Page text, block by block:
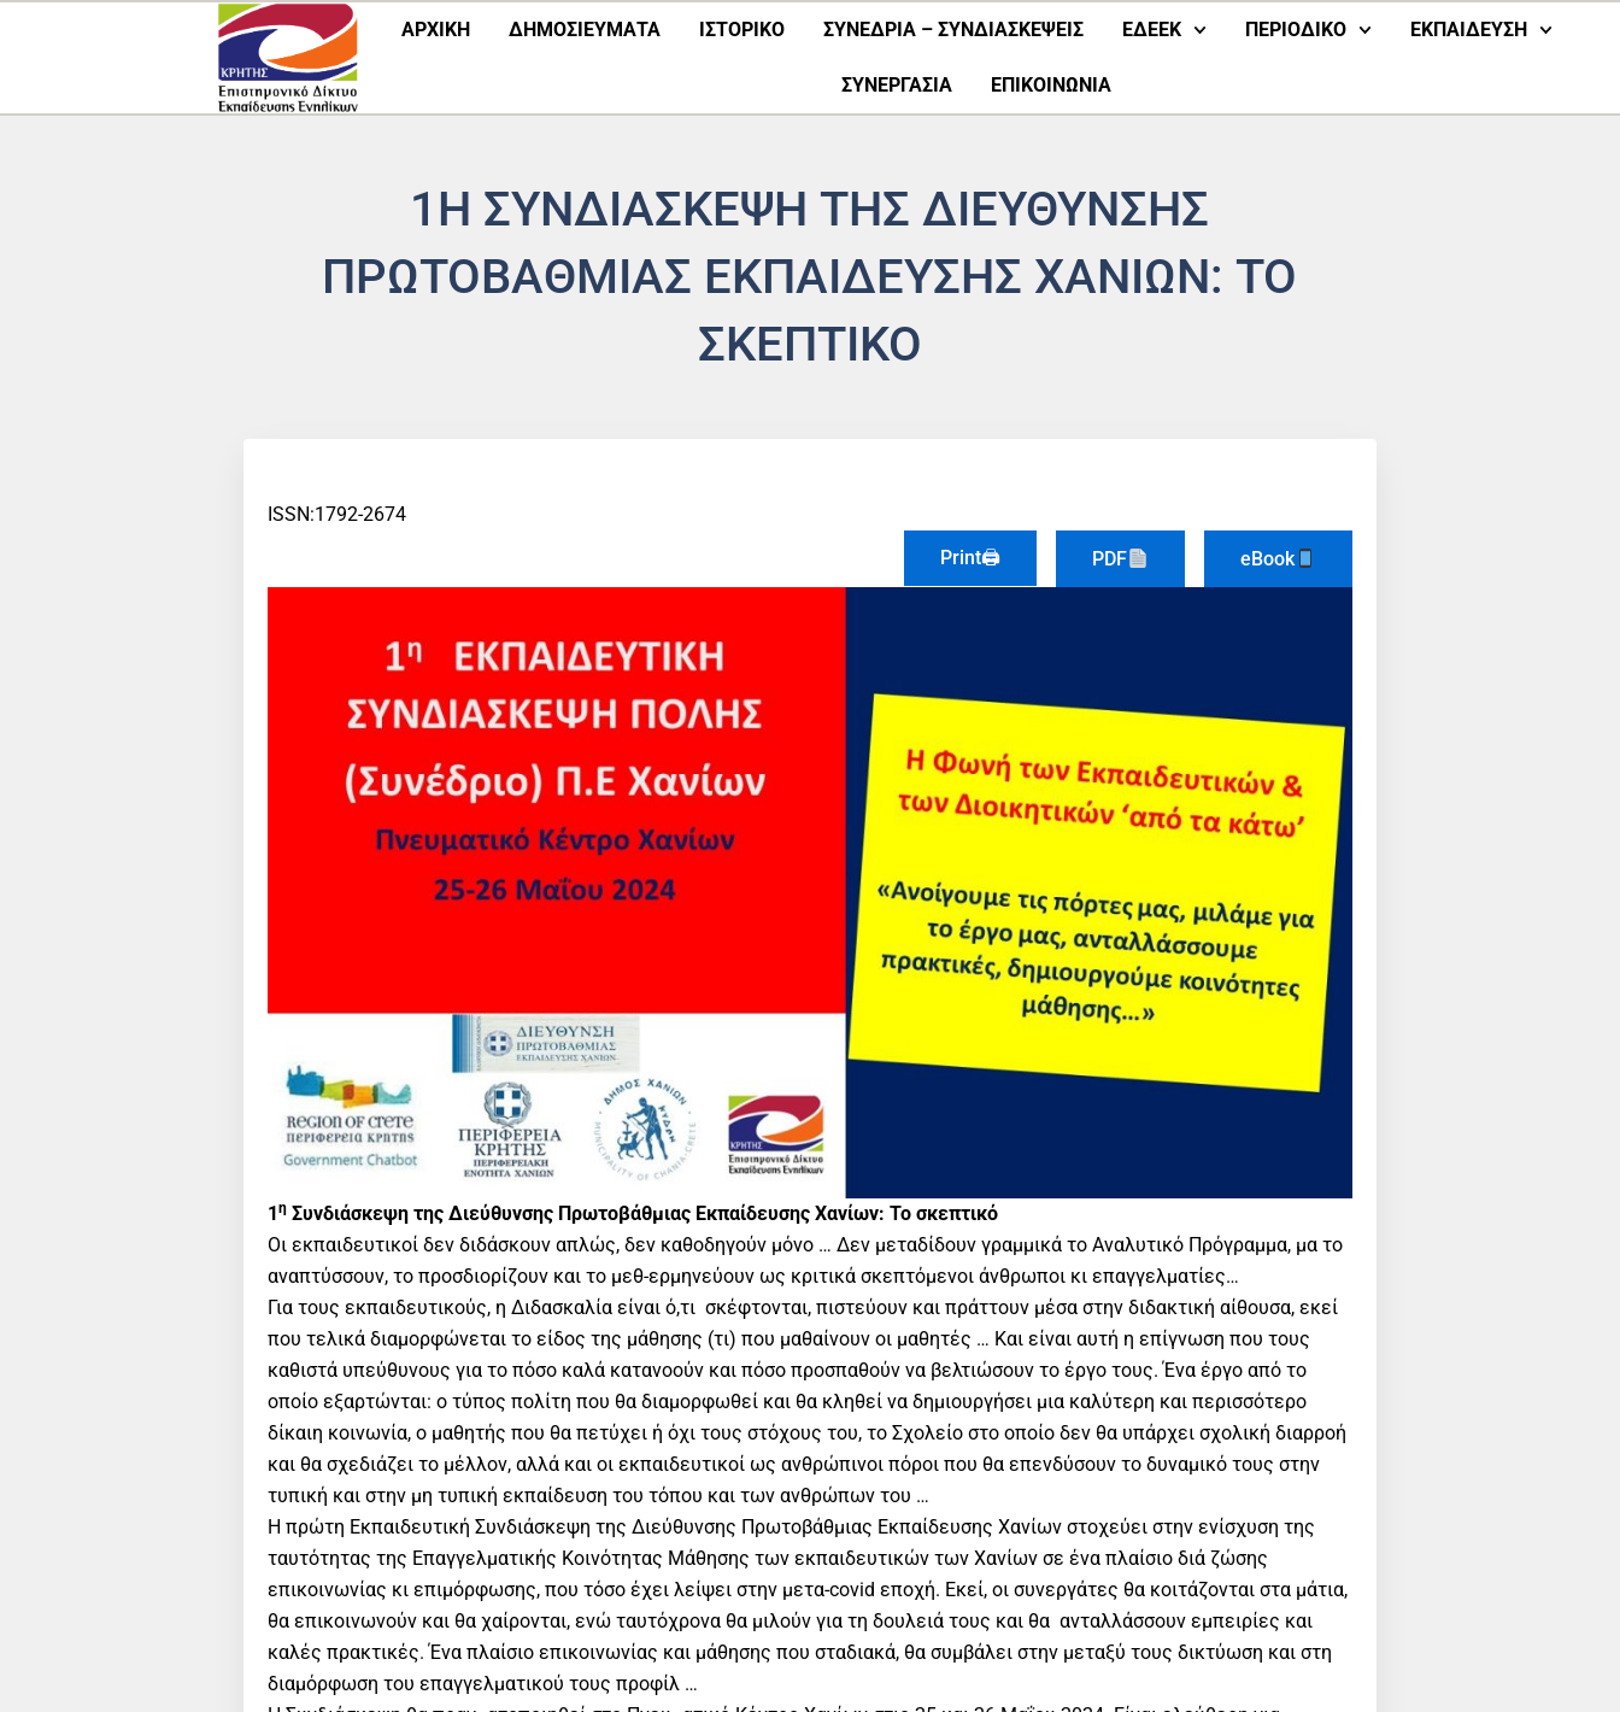
ΑΡΧΙΚΗ ΔΗΜΟΣΙΕΎΜΑΤΑ ΙΣΤΟΡΙΚΟ ΣΥΝΕΔΡΙΑ – ΣΥΝΔΙΑΣΚΕΨΕΙΣ ΕΔΕΕΚ ΠΕΡΙΟΔΙΚΟ ΕΚΠΑΙΔΕΥΣΗ
ΣΥΝΕΡΓΑΣΊΑ ΕΠΙΚΟΙΝΩΝΙΑ
1Η ΣΥΝΔΙΑΣΚΕΨΗ ΤΗΣ ΔΙΕΥΘΥΝΣΗΣ
ΠΡΩΤΟΒΑΘΜΙΑΣ ΕΚΠΑΙΔΕΥΣΗΣ ΧΑΝΙΩΝ: ΤΟ
ΣΚΕΠΤΙΚΟ
ISSN:1792-2674
Print🖨
PDF eBook
1ηΣυνδιάσκεψη της Διεύθυνσης Πρωτοβάθμιας Εκπαίδευσης Χανίων: Το σκεπτικό
Oι εκπαιδευτικοί δεν διδάσκουν απλώς, δεν καθοδηγούν μόνο … Δεν μεταδίδουν γραμμικά το Αναλυτικό Πρόγραμμα, μα το
αναπτύσσουν, το προσδιορίζουν και το μεθ-ερμηνεύουν ως κριτικά σκεπτόμενοι άνθρωποι κι επαγγελματίες…
Για τους εκπαιδευτικούς, η Διδασκαλία είναι ό,τι σκέφτονται, πιστεύουν και πράττουν μέσα στην διδακτική αίθουσα, εκεί
που τελικά διαμορφώνεται το είδος της μάθησης (τι) που μαθαίνουν οι μαθητές … Και είναι αυτή η επίγνωση που τους
καθιστά υπεύθυνους για το πόσο καλά κατανοούν και πόσο προσπαθούν να βελτιώσουν το έργο τους. Ένα έργο από το
οποίο εξαρτώνται: ο τύπος πολίτη που θα διαμορφωθεί και θα κληθεί να δημιουργήσει μια καλύτερη και περισσότερο
δίκαιη κοινωνία, ο μαθητής που θα πετύχει ή όχι τους στόχους του, το Σχολείο στο οποίο δεν θα υπάρχει σχολική διαρροή
και θα σχεδιάζει το μέλλον, αλλά και οι εκπαιδευτικοί ως ανθρώπινοι πόροι που θα επενδύσουν το δυναμικό τους στην
τυπική και στην μη τυπική εκπαίδευση του τόπου και των ανθρώπων του …
Η πρώτη Εκπαιδευτική Συνδιάσκεψη της Διεύθυνσης Πρωτοβάθμιας Εκπαίδευσης Χανίων στοχεύει στην ενίσχυση της
ταυτότητας της Επαγγελματικής Κοινότητας Μάθησης των εκπαιδευτικών των Χανίων σε ένα πλαίσιο διά ζώσης
επικοινωνίας κι επιμόρφωσης, που τόσο έχει λείψει στην μετα-covid εποχή. Εκεί, οι συνεργάτες θα κοιτάζονται στα μάτια,
θα επικοινωνούν και θα χαίρονται, ενώ ταυτόχρονα θα μιλούν για τη δουλειά τους και θα ανταλλάσσουν εμπειρίες και
καλές πρακτικές. Ένα πλαίσιο επικοινωνίας και μάθησης που σταδιακά, θα συμβάλει στην μεταξύ τους δικτύωση και στη
διαμόρφωση του επαγγελματικού τους προφίλ …